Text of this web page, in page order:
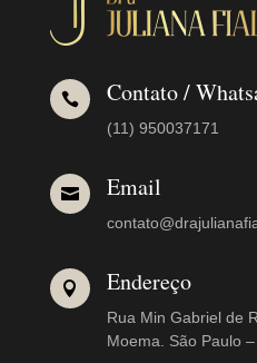
 Contato /
(11) 950037171
 Email
 Endereço
Rua Min Gabriel de
Moema. São Paulo